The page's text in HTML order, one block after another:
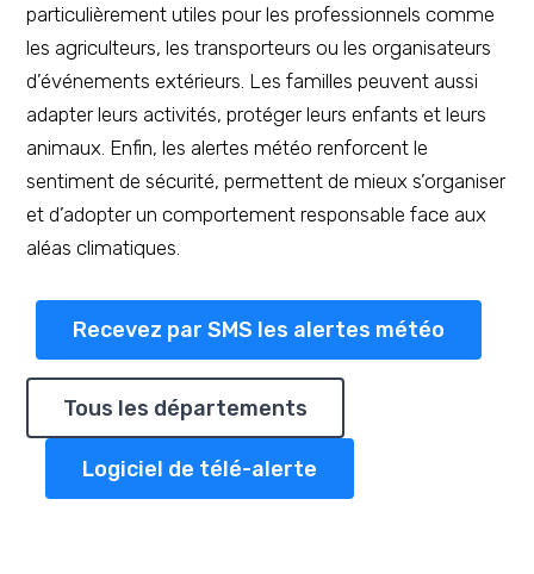
particulièrement utiles pour les professionnels comme
les agriculteurs, les transporteurs ou les organisateurs
d’événements extérieurs. Les familles peuvent aussi
adapter leurs activités, protéger leurs enfants et leurs
animaux. Enfin, les alertes météo renforcent le
sentiment de sécurité, permettent de mieux s’organiser
et d’adopter un comportement responsable face aux
aléas climatiques.
Recevez par SMS les alertes météo
Tous les départements
Logiciel de télé-alerte